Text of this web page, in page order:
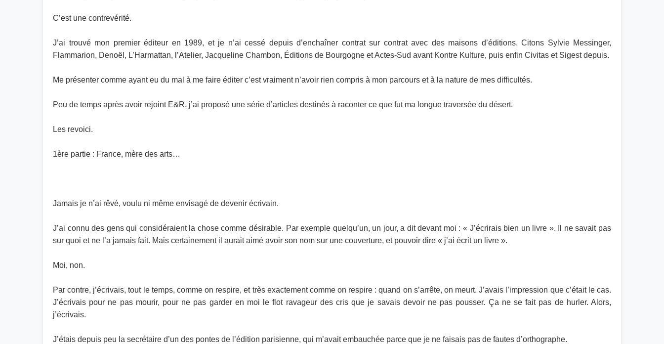
C’est une contrevérité.
J’ai trouvé mon premier éditeur en 1989, et je n’ai cessé depuis d’enchaîner contrat sur contrat avec des maisons d’éditions. Citons Sylvie Messinger,
Flammarion, Denoël, L’Harmattan, l’Atelier, Jacqueline Chambon, Éditions de Bourgogne et Actes-Sud avant Kontre Kulture, puis enfin Civitas et Sigest depuis.
Me présenter comme ayant eu du mal à me faire éditer c’est vraiment n’avoir rien compris à mon parcours et à la nature de mes difficultés.
Peu de temps après avoir rejoint E&R, j’ai proposé une série d’articles destinés à raconter ce que fut ma longue traversée du désert.
Les revoici.
1ère partie : France, mère des arts…
Jamais je n’ai rêvé, voulu ni même envisagé de devenir écrivain.
J’ai connu des gens qui considéraient la chose comme désirable. Par exemple quelqu’un, un jour, a dit devant moi : « J’écrirais bien un livre ». Il ne savait pas
sur quoi et ne l’a jamais fait. Mais certainement il aurait aimé avoir son nom sur une couverture, et pouvoir dire « j’ai écrit un livre ».
Moi, non.
Par contre, j’écrivais, tout le temps, comme on respire, et très exactement comme on respire : quand on s’arrête, on meurt. J’avais l’impression que c’était le cas.
J’écrivais pour ne pas mourir, pour ne pas garder en moi le flot ravageur des cris que je savais devoir ne pas pousser. Ça ne se fait pas de hurler. Alors,
j’écrivais.
J’étais depuis peu la secrétaire d’un des pontes de l’édition parisienne, qui m’avait embauchée parce que je ne faisais pas de fautes d’orthographe.